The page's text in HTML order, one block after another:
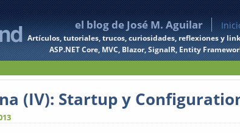
el blog de José M. Aguilar
Artículos, tutoriales, trucos, curiosidades, reflexiones y
ASP.NET Core, MVC, Blazor, SignalR, Entity
(IV): Startup y